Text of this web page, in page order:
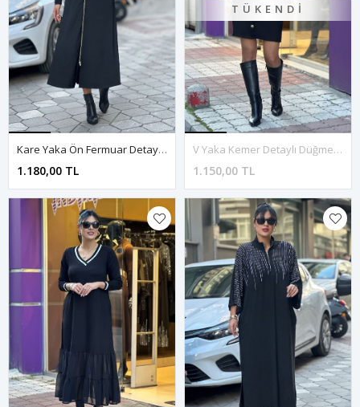
Kare Yaka Ön Fermuar Detaylı Midi Boy Elbise-Siyah
1.180,00 TL
TÜKENDI
V Yaka Kemer Detaylı Düğmeli Elbise-Siyah
1.150,00 TL